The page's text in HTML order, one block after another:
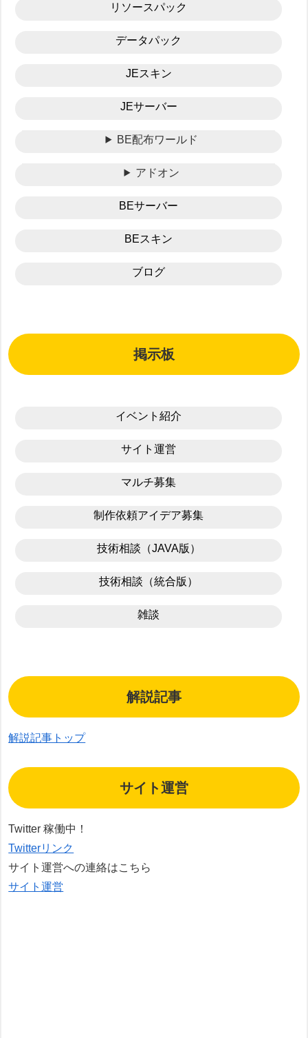
リソースパック
データパック
JEスキン
JEサーバー
BE配布ワールド
アドオン
BEサーバー
BEスキン
ブログ
掲示板
イベント紹介
サイト運営
マルチ募集
制作依頼アイデア募集
技術相談（JAVA版）
技術相談（統合版）
雑談
解説記事
解説記事トップ
サイト運営
Twitter 稼働中！
Twitterリンク
サイト運営への連絡はこちら
サイト運営